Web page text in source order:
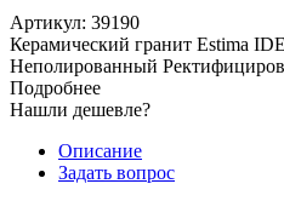
Артикул: 39190
Керамический гранит Estima
Неполированный
Подробнее
Нашли дешевле?
Описание
Задать вопрос